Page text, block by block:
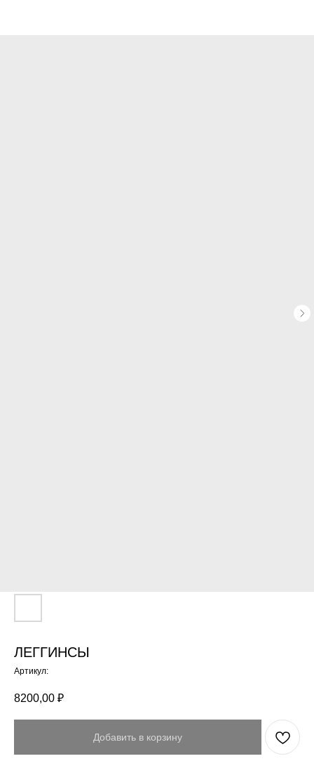
ЛЕГГИНСЫ
Артикул:
8200,00 ₽
Добавить в корзину